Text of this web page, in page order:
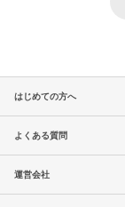
はじめての方へ
よくある質問
運営会社